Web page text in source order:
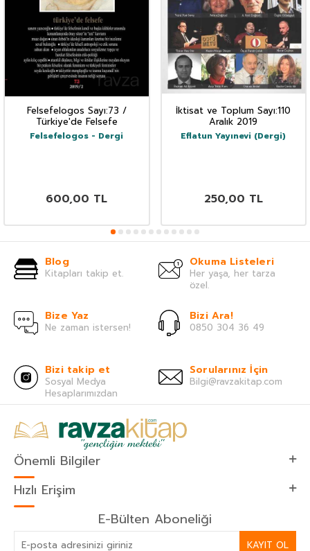
Felsefelogos Sayı:73 /
Türkiye'de Felsefe
Felsefelogos - Dergi
600,00 TL
İktisat ve Toplum Sayı:110
Aralık 2019
Eflatun Yayınevi (Dergi)
250,00 TL
Blog
Kitapları takip et.
Okuma Listeleri
Her yaşa, her tarza
özel.
Bize Yaz
Ne zaman istersen!
Bizi Ara!
0850 304 36 49
Bizi takip et
Sosyal Medya
Hesaplarımızdan
Sorularınız İçin
Bilgi@ravzakitap.com
Önemli Bilgiler
Hızlı Erişim
E-Bülten Aboneliği
KAYIT OL